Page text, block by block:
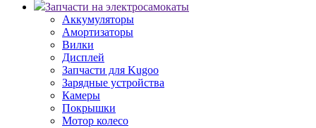
Запчасти на электросамокаты
Аккумуляторы
Амортизаторы
Вилки
Дисплей
Запчасти для Kugoo
Зарядные устройства
Камеры
Покрышки
Мотор колесо